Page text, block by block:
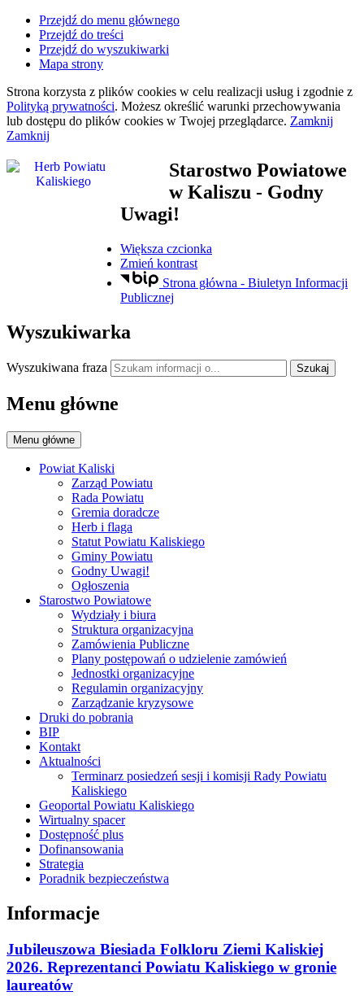
Przejdź do menu głównego
Przejdź do treści
Przejdź do wyszukiwarki
Mapa strony
Strona korzysta z plików cookies w celu realizacji usług i zgodnie z
Polityką prywatności. Możesz określić warunki przechowywania
lub dostępu do plików cookies w Twojej przeglądarce. Zamknij
Zamknij
Starostwo Powiatowe
w Kaliszu - Godny
Uwagi!
Większa czcionka
Zmień kontrast
Strona główna - Biuletyn Informacji
Publicznej
Wyszukiwarka
Wyszukiwana fraza Szukaj
Menu główne
Menu główne
Powiat Kaliski
Zarząd Powiatu
Rada Powiatu
Gremia doradcze
Herb i flaga
Statut Powiatu Kaliskiego
Gminy Powiatu
Godny Uwagi!
Ogłoszenia
Starostwo Powiatowe
Wydziały i biura
Struktura organizacyjna
Zamówienia Publiczne
Plany postępowań o udzielenie zamówień
Jednostki organizacyjne
Regulamin organizacyjny
Zarządzanie kryzysowe
Druki do pobrania
BIP
Kontakt
Aktualności
Terminarz posiedzeń sesji i komisji Rady Powiatu
Kaliskiego
Geoportal Powiatu Kaliskiego
Wirtualny spacer
Dostępność plus
Dofinansowania
Strategia
Poradnik bezpieczeństwa
Informacje
Jubileuszowa Biesiada Folkloru Ziemi Kaliskiej
2026. Reprezentanci Powiatu Kaliskiego w gronie
laureatów